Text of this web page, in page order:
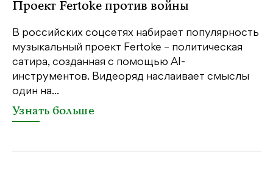
Проект Fertoke против войны
В российских соцсетях набирает популярность
музыкальный проект Fertoke – политическая
сатира, созданная с помощью AI-
инструментов. Видеоряд наслаивает смыслы
один на...
Узнать больше